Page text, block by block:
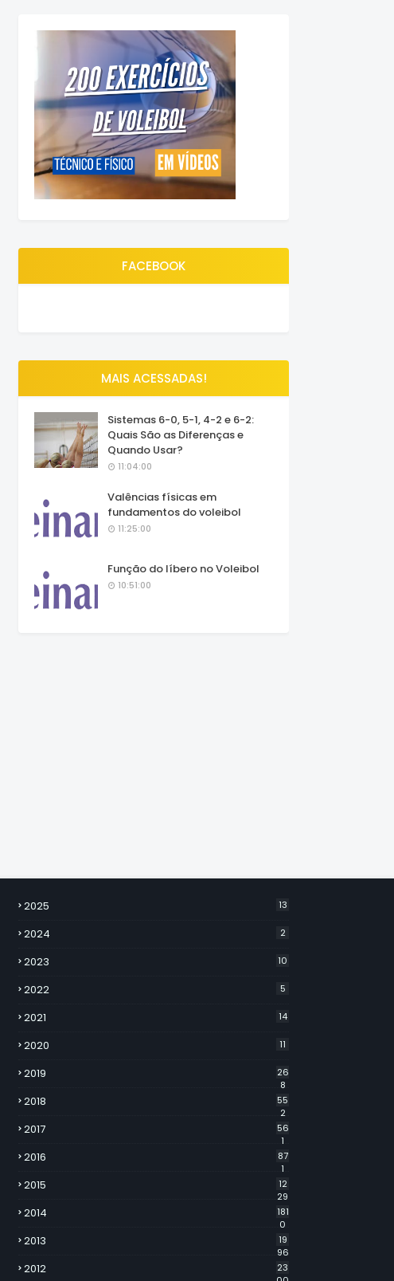
FACEBOOK
MAIS ACESSADAS!
Sistemas 6-0, 5-1, 4-2 e 6-2:
Quais São as Diferenças e
Quando Usar?
11:04:00
Valências físicas em
fundamentos do voleibol
11:25:00
Função do líbero no Voleibol
10:51:00
2025 13
2024 2
2023 10
2022 5
2021 14
2020 11
2019
26
8
2018
55
2
2017
56
1
2016
87
1
2015
12
29
2014
181
0
2013
19
96
2012
23